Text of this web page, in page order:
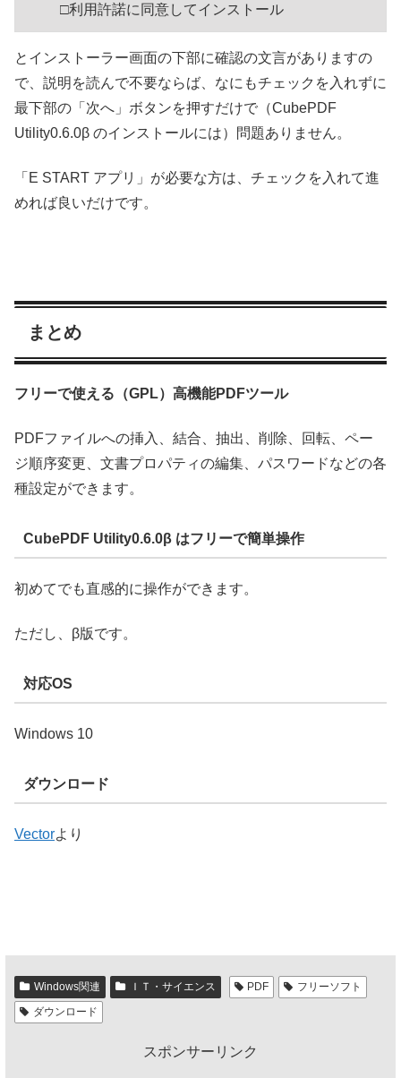
□利用許諾に同意してインストール
とインストーラー画面の下部に確認の文言がありますの
で、説明を読んで不要ならば、なにもチェックを入れずに
最下部の「次へ」ボタンを押すだけで（CubePDF
Utility0.6.0β のインストールには）問題ありません。
「E START アプリ」が必要な方は、チェックを入れて進
めれば良いだけです。
まとめ
フリーで使える（GPL）高機能PDFツール
PDFファイルへの挿入、結合、抽出、削除、回転、ペー
ジ順序変更、文書プロパティの編集、パスワードなどの各
種設定ができます。
CubePDF Utility0.6.0β はフリーで簡単操作
初めてでも直感的に操作ができます。
ただし、β版です。
対応OS
Windows 10
ダウンロード
Vectorより
Windows関連 ＩＴ・サイエンス PDF
フリーソフト
ダウンロード
スポンサーリンク